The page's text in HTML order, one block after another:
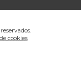
cookies